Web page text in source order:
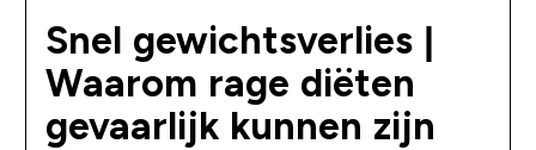
Snel gewichtsverlies |
Waarom rage diëten
gevaarlijk kunnen zijn